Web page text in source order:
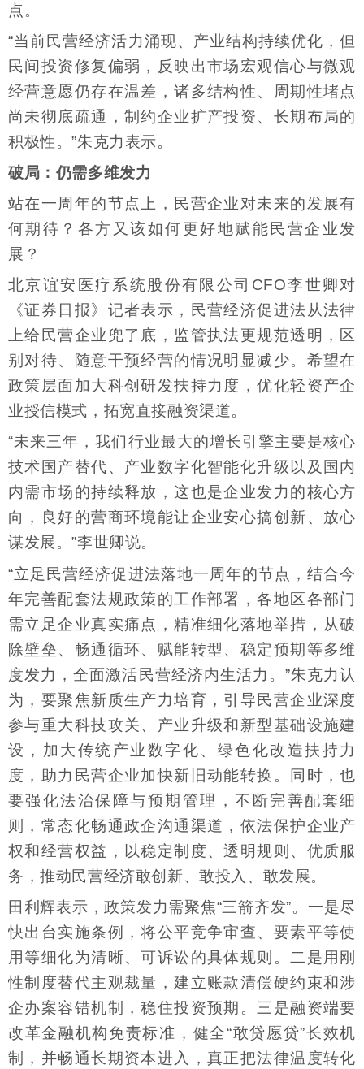
点。
“当前民营经济活力涌现、产业结构持续优化，但
民间投资修复偏弱，反映出市场宏观信心与微观
经营意愿仍存在温差，诸多结构性、周期性堵点
尚未彻底疏通，制约企业扩产投资、长期布局的
积极性。”朱克力表示。
破局：仍需多维发力
站在一周年的节点上，民营企业对未来的发展有
何期待？各方又该如何更好地赋能民营企业发
展？
北京谊安医疗系统股份有限公司CFO李世卿对
《证券日报》记者表示，民营经济促进法从法律
上给民营企业兜了底，监管执法更规范透明，区
别对待、随意干预经营的情况明显减少。希望在
政策层面加大科创研发扶持力度，优化轻资产企
业授信模式，拓宽直接融资渠道。
“未来三年，我们行业最大的增长引擎主要是核心
技术国产替代、产业数字化智能化升级以及国内
内需市场的持续释放，这也是企业发力的核心方
向，良好的营商环境能让企业安心搞创新、放心
谋发展。”李世卿说。
“立足民营经济促进法落地一周年的节点，结合今
年完善配套法规政策的工作部署，各地区各部门
需立足企业真实痛点，精准细化落地举措，从破
除壁垒、畅通循环、赋能转型、稳定预期等多维
度发力，全面激活民营经济内生活力。”朱克力认
为，要聚焦新质生产力培育，引导民营企业深度
参与重大科技攻关、产业升级和新型基础设施建
设，加大传统产业数字化、绿色化改造扶持力
度，助力民营企业加快新旧动能转换。同时，也
要强化法治保障与预期管理，不断完善配套细
则，常态化畅通政企沟通渠道，依法保护企业产
权和经营权益，以稳定制度、透明规则、优质服
务，推动民营经济敢创新、敢投入、敢发展。
田利辉表示，政策发力需聚焦“三箭齐发”。一是尽
快出台实施条例，将公平竞争审查、要素平等使
用等细化为清晰、可诉讼的具体规则。二是用刚
性制度替代主观裁量，建立账款清偿硬约束和涉
企办案容错机制，稳住投资预期。三是融资端要
改革金融机构免责标准，健全“敢贷愿贷”长效机
制，并畅通长期资本进入，真正把法律温度转化